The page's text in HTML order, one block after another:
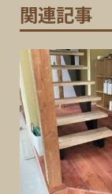
関連記事